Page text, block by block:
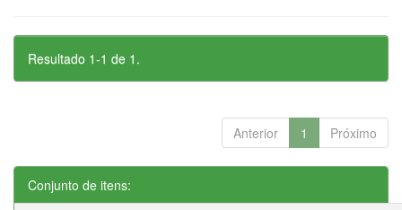
Resultado 1-1 de 1.
Anterior 1 Próximo
Conjunto de itens: